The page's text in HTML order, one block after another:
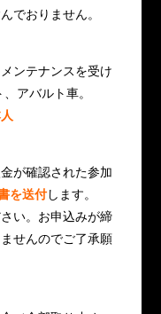
でおりません。
ンテナンスを受け
アバルト車。
が確認された参加
を送付します。
い。お申込みが締
せんのでご了承願